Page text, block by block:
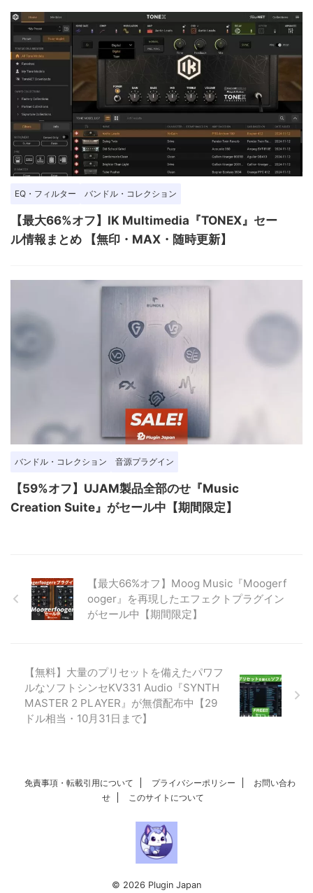
EQ・フィルター バンドル・コレクション
【最大66%オフ】IK Multimedia『TONEX』セー
ル情報まとめ 【無印・MAX・随時更新】
バンドル・コレクション 音源プラグイン
【59%オフ】UJAM製品全部のせ『Music
Creation Suite』がセール中【期間限定】
【最大66%オフ】Moog Music『Moogerf
ooger』を再現したエフェクトプラグイン
がセール中【期間限定】
【無料】大量のプリセットを備えたパワフ
ルなソフトシンセKV331 Audio『SYNTH
MASTER 2 PLAYER』が無償配布中【29
ドル相当・10月31日まで】
免責事項・転載引用について プライバシーポリシー
お問い合わ
せ
このサイトについて
© 2026 Plugin Japan